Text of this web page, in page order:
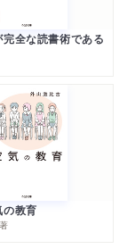
全な読書術である
教育
著